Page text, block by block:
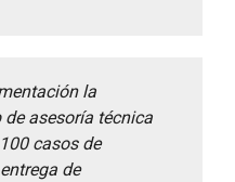
la
asesoría técnica
casos de
de